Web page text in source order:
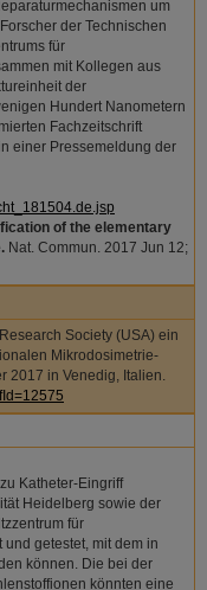
um
der Technischen
für
mit Kollegen aus
der
Hundert Nanometern
Fachzeitschrift
einer Pressemeldung der
of the elementary
Nat. Commun. 2017 Jun 12;
Society (USA) ein
Mikrodosimetrie-
2017 in Venedig, Italien.
Katheter-Eingriff
Heidelberg sowie der
für
getestet, mit dem in
können. Die bei der
könnten eine